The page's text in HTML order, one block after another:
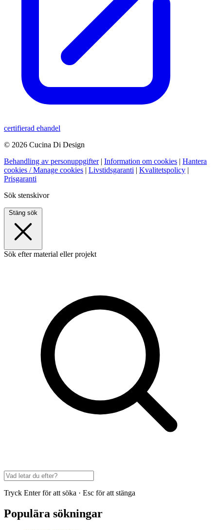
certifierad ehandel
© 2026 Cucina Di Design
Behandling av personuppgifter | Information om cookies | Hantera
cookies / Manage cookies | Livstidsgaranti | Kvalitetspolicy |
Prisgaranti
Sök stenskivor
Stäng sök
Sök efter material eller projekt
Tryck Enter för att söka · Esc för att stänga
Populära sökningar